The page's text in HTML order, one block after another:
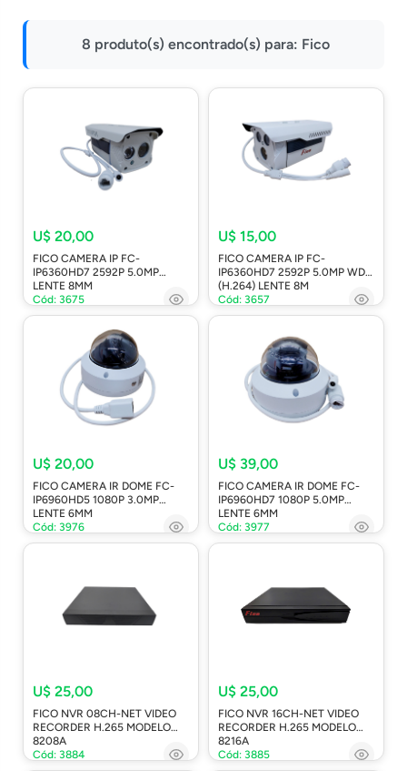
Onu Epon
Ferramentas-Tools
8 produto(s) encontrado(s) para: Fico
U$ 20,00
FICO CAMERA IP FC-
IP6360HD7 2592P 5.0MP
LENTE 8MM
Cód: 3675
U$ 15,00
FICO CAMERA IP FC-
IP6360HD7 2592P 5.0MP WDR
(H.264) LENTE 8M
Cód: 3657
U$ 20,00
FICO CAMERA IR DOME FC-
IP6960HD5 1080P 3.0MP
LENTE 6MM
Cód: 3976
U$ 39,00
FICO CAMERA IR DOME FC-
IP6960HD7 1080P 5.0MP
LENTE 6MM
Cód: 3977
U$ 25,00
FICO NVR 08CH-NET VIDEO
RECORDER H.265 MODELO
8208A
Cód: 3884
U$ 25,00
FICO NVR 16CH-NET VIDEO
RECORDER H.265 MODELO
8216A
Cód: 3885